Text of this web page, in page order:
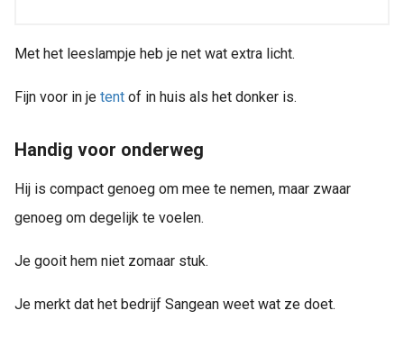
Met het leeslampje heb je net wat extra licht.
Fijn voor in je tent of in huis als het donker is.
Handig voor onderweg
Hij is compact genoeg om mee te nemen, maar zwaar
genoeg om degelijk te voelen.
Je gooit hem niet zomaar stuk.
Je merkt dat het bedrijf Sangean weet wat ze doet.